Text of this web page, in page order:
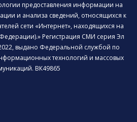
предоставления информации на
и анализа сведений, относящихся к
сети «Интернет», находящихся на
Регистрация СМИ серия Эл
выдано Федеральной службой по
технологий и массовых
ВК49865